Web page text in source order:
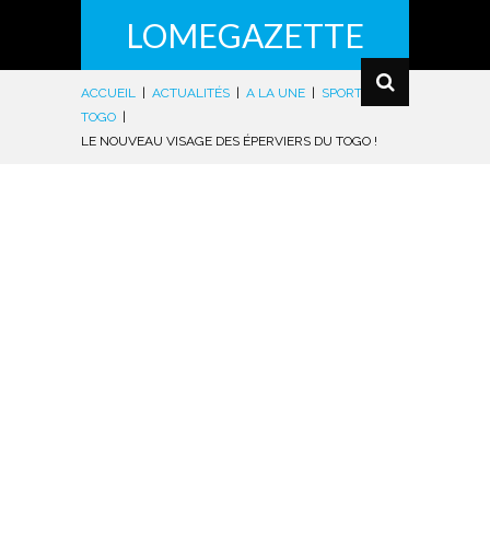
LOMEGAZETTE
ACCUEIL ACTUALITÉS A LA UNE SPORTS
|
TOGO
LE NOUVEAU VISAGE DES ÉPERVIERS DU TOGO !